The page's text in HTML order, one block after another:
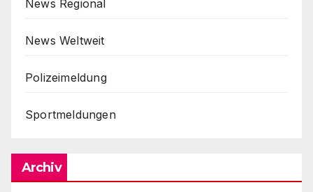
News Regional
News Weltweit
Polizeimeldung
Sportmeldungen
Archiv